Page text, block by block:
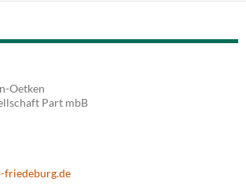
Oetken
Part mbB
friedeburg.de